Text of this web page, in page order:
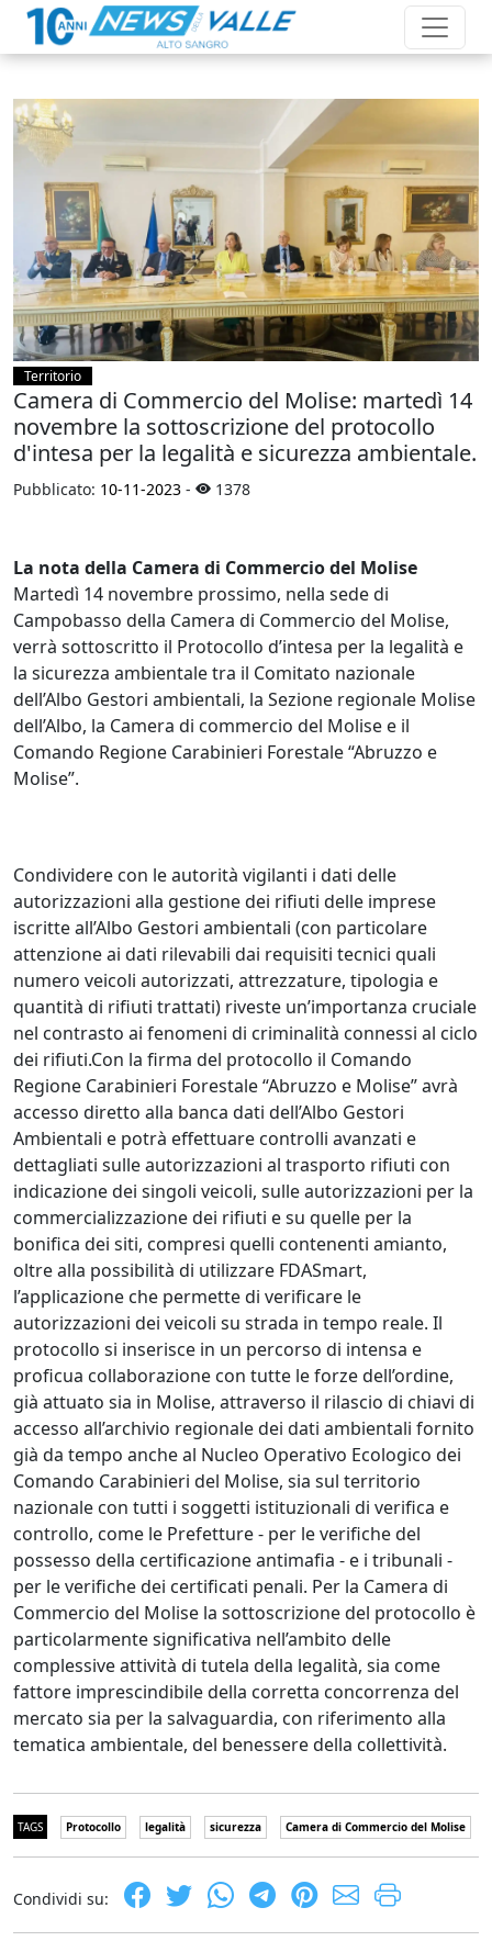
Territorio
Camera di Commercio del Molise: martedì 14
novembre la sottoscrizione del protocollo
d'intesa per la legalità e sicurezza ambientale.
Pubblicato: 10-11-2023 - 1378
La nota della Camera di Commercio del Molise
Martedì 14 novembre prossimo, nella sede di
Campobasso della Camera di Commercio del Molise,
verrà sottoscritto il Protocollo d’intesa per la legalità e
la sicurezza ambientale tra il Comitato nazionale
dell’Albo Gestori ambientali, la Sezione regionale Molise
dell’Albo, la Camera di commercio del Molise e il
Comando Regione Carabinieri Forestale “Abruzzo e
Molise”.
Condividere con le autorità vigilanti i dati delle
autorizzazioni alla gestione dei rifiuti delle imprese
iscritte all’Albo Gestori ambientali (con particolare
attenzione ai dati rilevabili dai requisiti tecnici quali
numero veicoli autorizzati, attrezzature, tipologia e
quantità di rifiuti trattati) riveste un’importanza cruciale
nel contrasto ai fenomeni di criminalità connessi al ciclo
dei rifiuti.Con la firma del protocollo il Comando
Regione Carabinieri Forestale “Abruzzo e Molise” avrà
accesso diretto alla banca dati dell’Albo Gestori
Ambientali e potrà effettuare controlli avanzati e
dettagliati sulle autorizzazioni al trasporto rifiuti con
indicazione dei singoli veicoli, sulle autorizzazioni per la
commercializzazione dei rifiuti e su quelle per la
bonifica dei siti, compresi quelli contenenti amianto,
oltre alla possibilità di utilizzare FDASmart,
l’applicazione che permette di verificare le
autorizzazioni dei veicoli su strada in tempo reale. Il
protocollo si inserisce in un percorso di intensa e
proficua collaborazione con tutte le forze dell’ordine,
già attuato sia in Molise, attraverso il rilascio di chiavi di
accesso all’archivio regionale dei dati ambientali fornito
già da tempo anche al Nucleo Operativo Ecologico dei
Comando Carabinieri del Molise, sia sul territorio
nazionale con tutti i soggetti istituzionali di verifica e
controllo, come le Prefetture - per le verifiche del
possesso della certificazione antimafia - e i tribunali -
per le verifiche dei certificati penali. Per la Camera di
Commercio del Molise la sottoscrizione del protocollo è
particolarmente significativa nell’ambito delle
complessive attività di tutela della legalità, sia come
fattore imprescindibile della corretta concorrenza del
mercato sia per la salvaguardia, con riferimento alla
tematica ambientale, del benessere della collettività.
TAGS Protocollo legalità sicurezza Camera di Commercio del Molise
Condividi su: